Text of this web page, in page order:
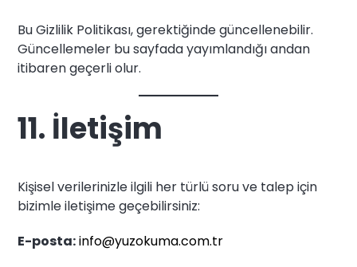
Bu Gizlilik Politikası, gerektiğinde güncellenebilir.
Güncellemeler bu sayfada yayımlandığı andan
itibaren geçerli olur.
11. İletişim
Kişisel verilerinizle ilgili her türlü soru ve talep için
bizimle iletişime geçebilirsiniz:
E-posta:info@yuzokuma.com.tr